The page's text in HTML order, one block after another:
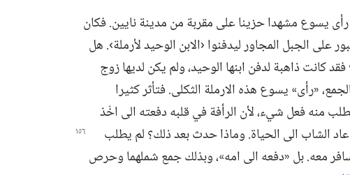
حادثة اخرى.‏ في سنة ٣١ ب‌م،‏ رأى يسوع مشهدا حزينا على مقربة من مدينة نايين.‏ فكان
على الجبل المجاور ليدفنوا ‹الابن الوحيد لأرملة›.‏ هل
كانت ذاهبة لدفن ابنها الوحيد،‏ ولم يكن لديها زوج
«رأى» يسوع هذه الارملة الثكلى.‏ فتأثر كثيرا
منه فعل شيء،‏ لأن الرأفة في قلبه دفعته الى اخْذ
الشاب الى الحياة.‏ وماذا حدث بعد ذلك؟‏ لم يطلب
معه.‏ بل «دفعه الى امه»،‏ وبذلك جمع شملهما وحرص